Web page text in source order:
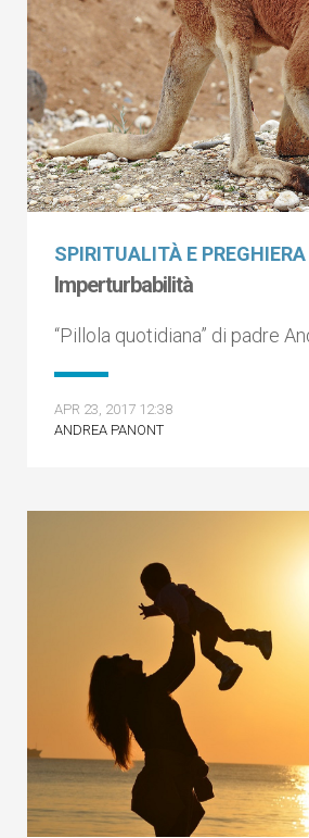
SPIRITUALITÀ E PREGHIERA
Imperturbabilità
“Pillola quotidiana” di padre
APR 23, 2017 12:38
ANDREA PANONT